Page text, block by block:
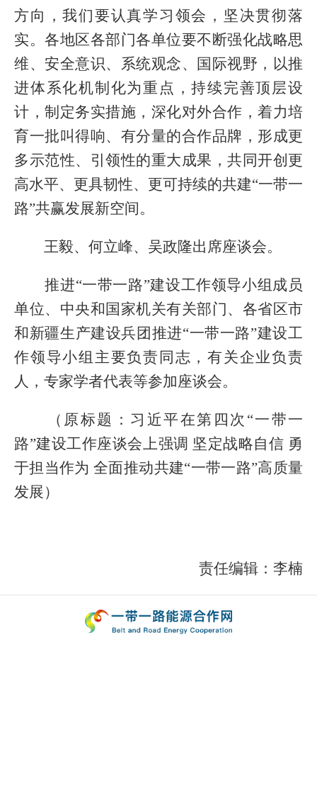
方向，我们要认真学习领会，坚决贯彻落
实。各地区各部门各单位要不断强化战略思
维、安全意识、系统观念、国际视野，以推
进体系化机制化为重点，持续完善顶层设
计，制定务实措施，深化对外合作，着力培
育一批叫得响、有分量的合作品牌，形成更
多示范性、引领性的重大成果，共同开创更
高水平、更具韧性、更可持续的共建“一带一
路”共赢发展新空间。
王毅、何立峰、吴政隆出席座谈会。
推进“一带一路”建设工作领导小组成员
单位、中央和国家机关有关部门、各省区市
和新疆生产建设兵团推进“一带一路”建设工
作领导小组主要负责同志，有关企业负责
人，专家学者代表等参加座谈会。
（原标题： 习近平在第四次“一带一
路”建设工作座谈会上强调 坚定战略自信 勇
于担当作为 全面推动共建“一带一路”高质量
发展）
责任编辑：李楠